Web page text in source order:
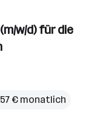
w/d) für die
€ monatlich